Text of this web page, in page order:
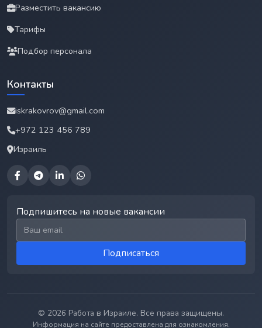
Разместить вакансию
Тарифы
Подбор персонала
Контакты
iskrakovrov@gmail.com
+972 123 456 789
Израиль
Подпишитесь на новые вакансии
Email для подписки
Подписаться
© 2026 Работа в Израиле. Все права защищены.
Информация на сайте предоставлена для ознакомления.